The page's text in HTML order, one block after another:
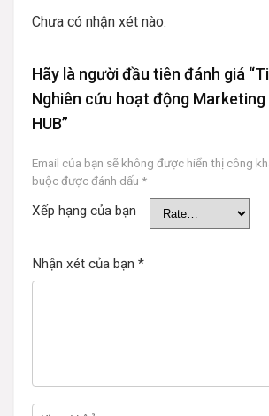
Chưa có nhận xét nào.
Hãy là người đầu tiên đánh giá
Nghiên cứu hoạt động Marketing
HUB”
Email của bạn sẽ không được hiển thị công
buộc được đánh dấu *
Xếp hạng của bạn
Nhận xét của bạn *